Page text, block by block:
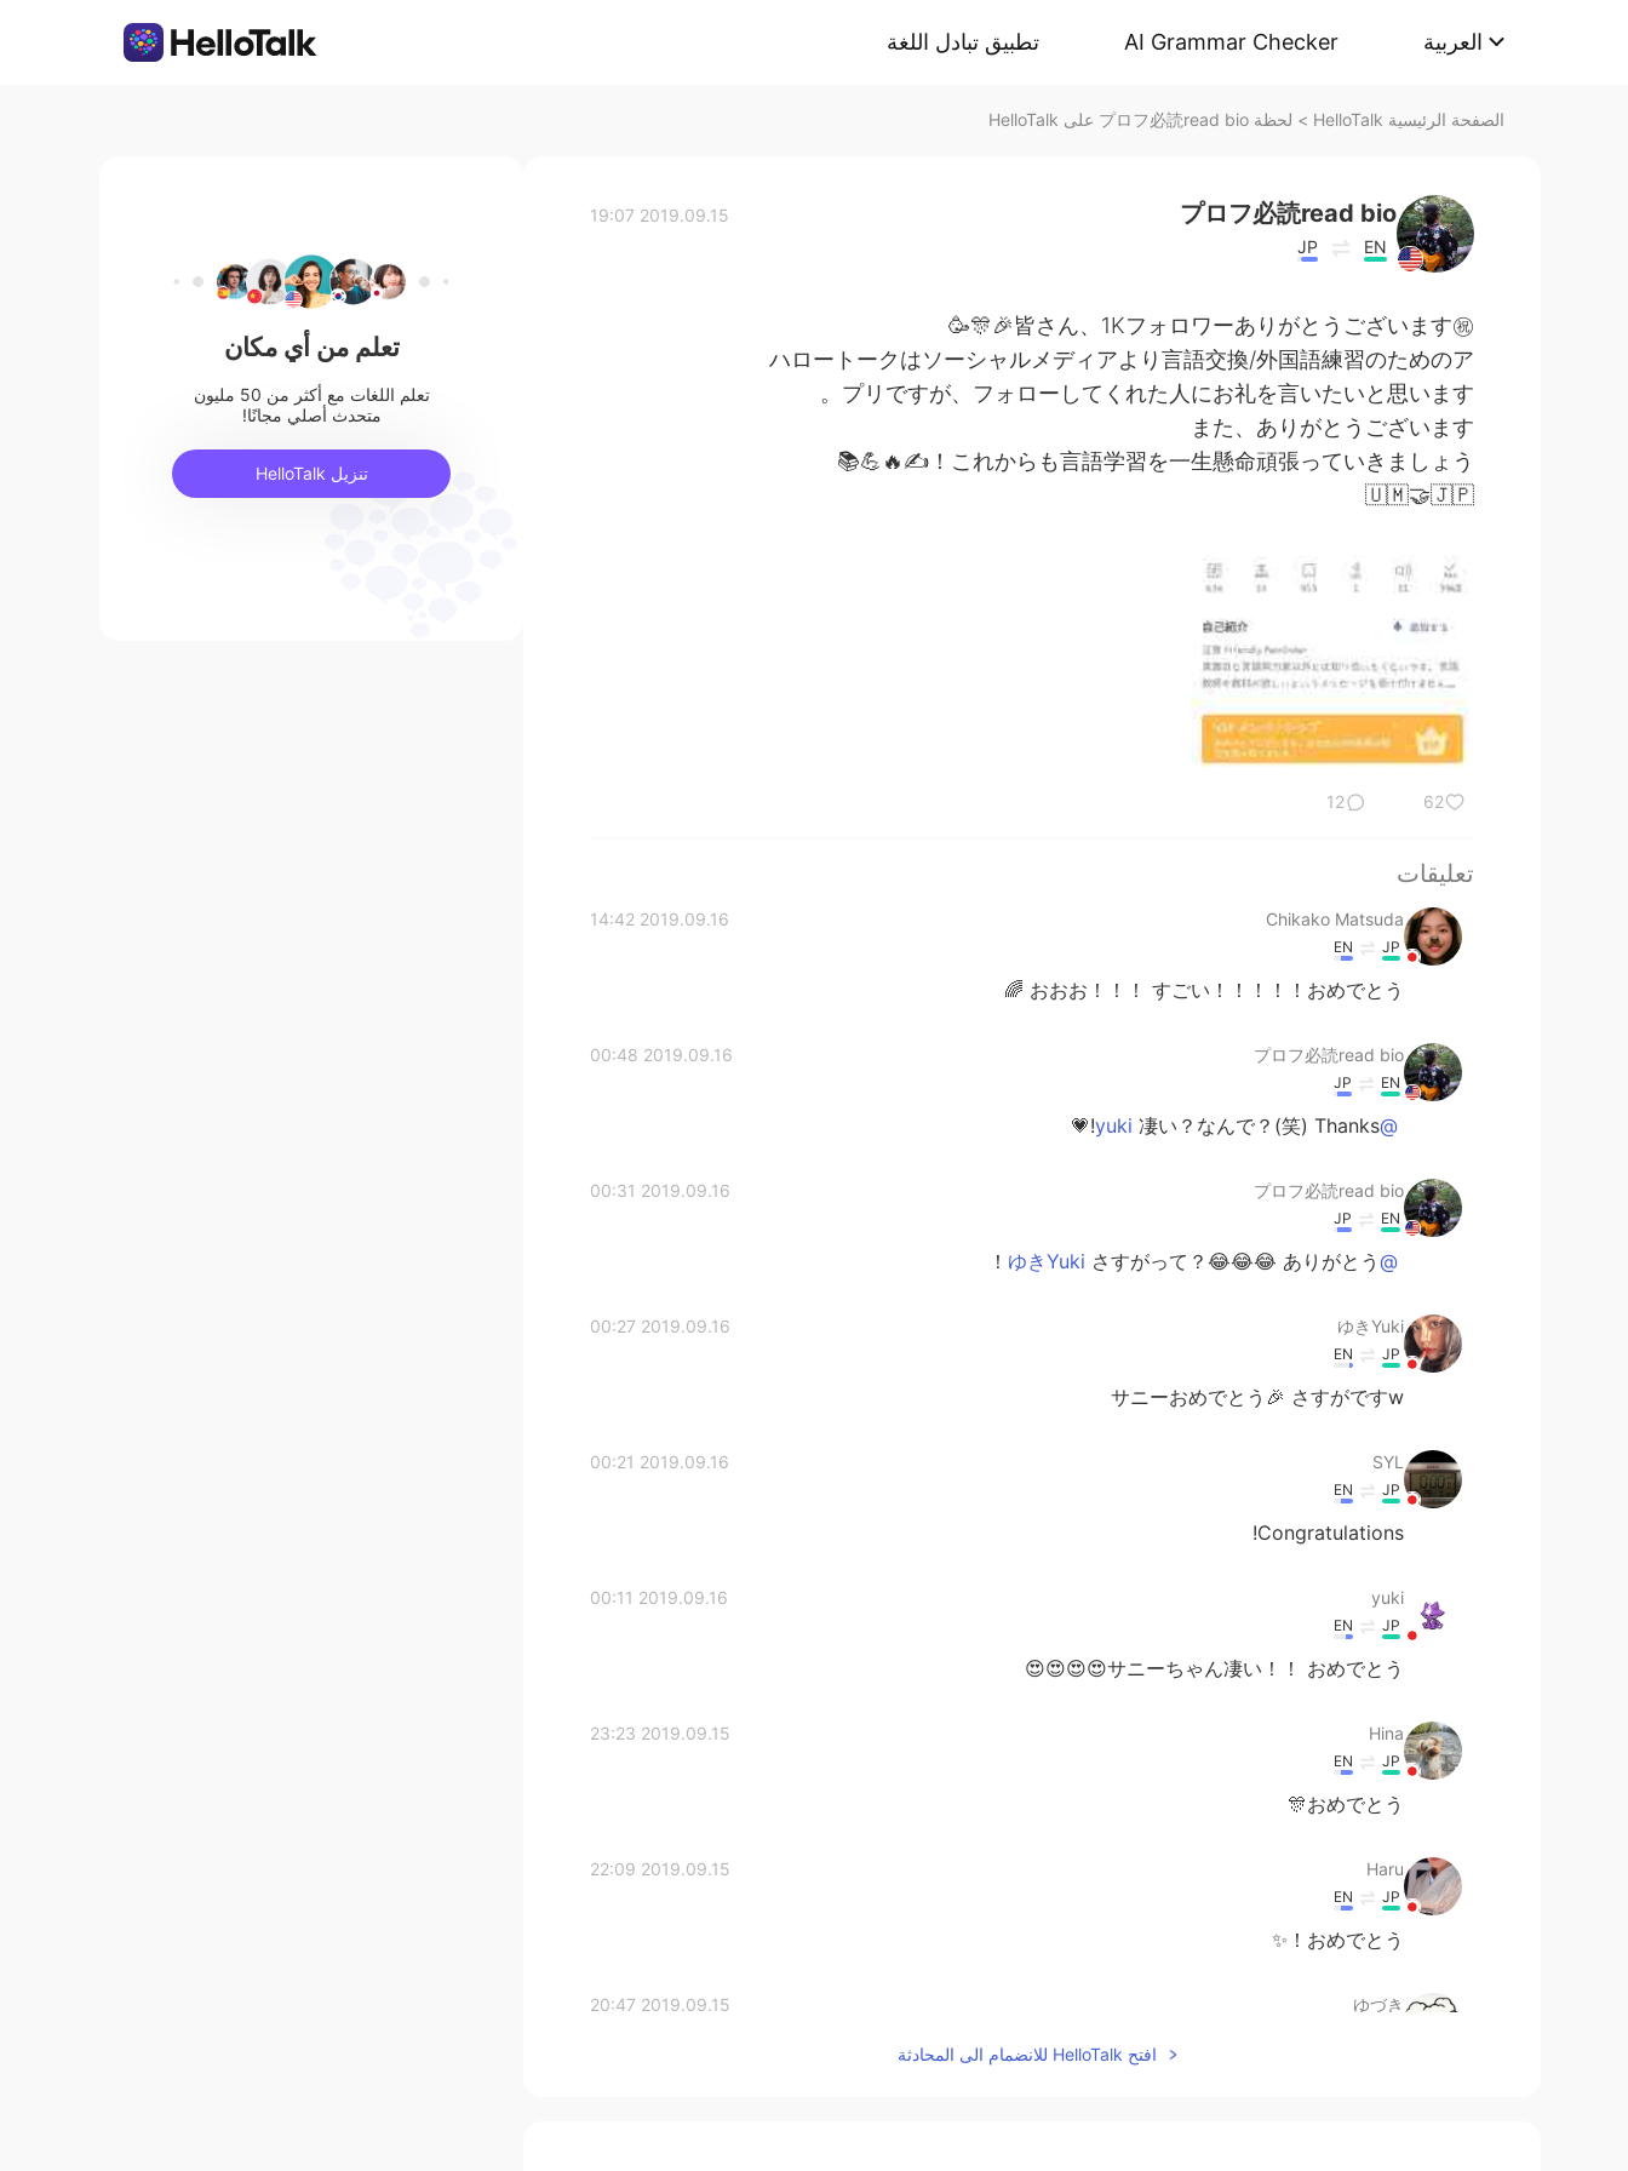
تطبيق تبادل اللغة AI Grammar Checker العربية
الصفحة الرئيسية HelloTalk > لحظة プロフ必読read bio على HelloTalk
プロフ必読read bio
EN
JP
2019.09.15 19:07
皆さん、1Kフォロワーありがとうございます㊗️🎉🎊🥳
ハロートークはソーシャルメディアより言語交換/外国語練習のためのア
プリですが、フォローしてくれた人にお礼を言いたいと思います。
また、ありがとうございます
これからも言語学習を一生懸命頑張っていきましょう！✍️🔥💪📚
🇺🇲🤝🇯🇵
62
12
تعليقات
Chikako Matsuda
2019.09.16 14:42
JP
EN
おおお！！！ すごい！！！！！おめでとう 🌈
プロフ必読read bio
2019.09.16 00:48
EN
JP
@yuki
凄い？なんで？(笑) Thanks!💗
プロフ必読read bio
2019.09.16 00:31
EN
JP
@ゆきYuki
さすがって？😂😂😂 ありがとう！
ゆきYuki
2019.09.16 00:27
JP
EN
サニーおめでとう🎉 さすがですw
SYL
2019.09.16 00:21
JP
EN
Congratulations!
yuki
2019.09.16 00:11
JP
EN
サニーちゃん凄い！！ おめでとう😍😍😍😍
Hina
2019.09.15 23:23
JP
EN
おめでとう🎊
Haru
2019.09.15 22:09
JP
EN
おめでとう！✨
ゆづき
2019.09.15 20:47
افتح HelloTalk للانضمام الى المحادثة
تعلم من أي مكان
تعلم اللغات مع أكثر من 50 مليون
متحدث أصلي مجانًا!
تنزيل HelloTalk